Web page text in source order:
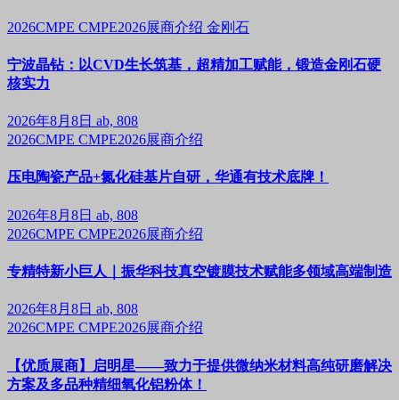
2026CMPE CMPE2026展商介绍 金刚石
宁波晶钻：以CVD生长筑基，超精加工赋能，锻造金刚石硬
核实力
2026年8月8日 ab, 808
2026CMPE CMPE2026展商介绍
压电陶瓷产品+氮化硅基片自研，华通有技术底牌！
2026年8月8日 ab, 808
2026CMPE CMPE2026展商介绍
专精特新小巨人｜振华科技真空镀膜技术赋能多领域高端制造
2026年8月8日 ab, 808
2026CMPE CMPE2026展商介绍
【优质展商】启明星——致力于提供微纳米材料高纯研磨解决
方案及多品种精细氧化铝粉体！